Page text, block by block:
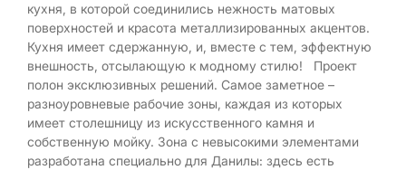
кухня, в которой соединились нежность матовых
поверхностей и красота металлизированных акцентов.
Кухня имеет сдержанную, и, вместе с тем, эффектную
внешность, отсылающую к модному стилю! Проект
полон эксклюзивных решений. Самое заметное –
разноуровневые рабочие зоны, каждая из которых
имеет столешницу из искусственного камня и
собственную мойку. Зона с невысокими элементами
разработана специально для Данилы: здесь есть